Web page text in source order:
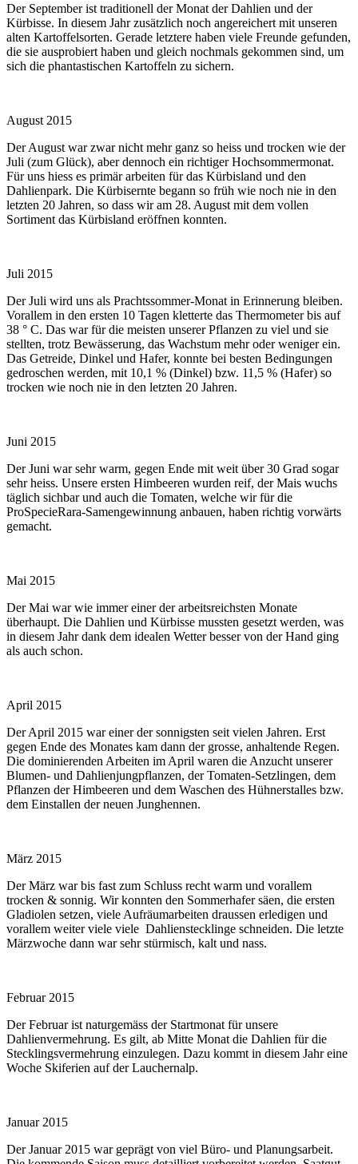
Der September ist traditionell der Monat der Dahlien und der
Kürbisse. In diesem Jahr zusätzlich noch angereichert mit unseren
alten Kartoffelsorten. Gerade letztere haben viele Freunde gefunden,
die sie ausprobiert haben und gleich nochmals gekommen sind, um
sich die phantastischen Kartoffeln zu sichern.
August 2015
Der August war zwar nicht mehr ganz so heiss und trocken wie der
Juli (zum Glück), aber dennoch ein richtiger Hochsommermonat.
Für uns hiess es primär arbeiten für das Kürbisland und den
Dahlienpark. Die Kürbisernte begann so früh wie noch nie in den
letzten 20 Jahren, so dass wir am 28. August mit dem vollen
Sortiment das Kürbisland eröffnen konnten.
Juli 2015
Der Juli wird uns als Prachtssommer-Monat in Erinnerung bleiben.
Vorallem in den ersten 10 Tagen kletterte das Thermometer bis auf
38 ° C. Das war für die meisten unserer Pflanzen zu viel und sie
stellten, trotz Bewässerung, das Wachstum mehr oder weniger ein.
Das Getreide, Dinkel und Hafer, konnte bei besten Bedingungen
gedroschen werden, mit 10,1 % (Dinkel) bzw. 11,5 % (Hafer) so
trocken wie noch nie in den letzten 20 Jahren.
Juni 2015
Der Juni war sehr warm, gegen Ende mit weit über 30 Grad sogar
sehr heiss. Unsere ersten Himbeeren wurden reif, der Mais wuchs
täglich sichbar und auch die Tomaten, welche wir für die
ProSpecieRara-Samengewinnung anbauen, haben richtig vorwärts
gemacht.
Mai 2015
Der Mai war wie immer einer der arbeitsreichsten Monate
überhaupt. Die Dahlien und Kürbisse mussten gesetzt werden, was
in diesem Jahr dank dem idealen Wetter besser von der Hand ging
als auch schon.
April 2015
Der April 2015 war einer der sonnigsten seit vielen Jahren. Erst
gegen Ende des Monates kam dann der grosse, anhaltende Regen.
Die dominierenden Arbeiten im April waren die Anzucht unserer
Blumen- und Dahlienjungpflanzen, der Tomaten-Setzlingen, dem
Pflanzen der Himbeeren und dem Waschen des Hühnerstalles bzw.
dem Einstallen der neuen Junghennen.
März 2015
Der März war bis fast zum Schluss recht warm und vorallem
trocken & sonnig. Wir konnten den Sommerhafer säen, die ersten
Gladiolen setzen, viele Aufräumarbeiten draussen erledigen und
vorallem weiter viele viele Dahlienstecklinge schneiden. Die letzte
Märzwoche dann war sehr stürmisch, kalt und nass.
Februar 2015
Der Februar ist naturgemäss der Startmonat für unsere
Dahlienvermehrung. Es gilt, ab Mitte Monat die Dahlien für die
Stecklingsvermehrung einzulegen. Dazu kommt in diesem Jahr eine
Woche Skiferien auf der Lauchernalp.
Januar 2015
Der Januar 2015 war geprägt von viel Büro- und Planungsarbeit.